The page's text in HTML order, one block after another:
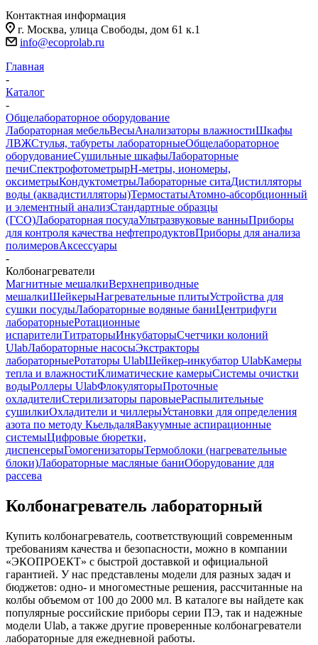
Контактная информация
г. Москва, улица Свободы, дом 61 к.1
info@ecoprolab.ru
Главная
-
Каталог
-
Общелабораторное оборудование
Лабораторная мебельВесыАнализаторы влажностиШкафы
ЛВЖСтулья, табуреты лабораторныеОбщелабораторное
оборудованиеСушильные шкафыЛабораторные
печиСпектрофотометрыpH-метры, иономеры,
оксиметрыКондуктометрыЛабораторные ситаДистилляторы
воды (аквадистилляторы)ТермостатыАтомно-абсорбционный
и элементный анализСтандартные образцы
(ГСО)Лабораторная посудаУльтразвуковые ванныПриборы
для контроля качества нефтепродуктовПриборы для анализа
полимеровАксессуары
-
Колбонагреватели
Магнитные мешалкиВерхнеприводные
мешалкиШейкерыНагревательные плитыУстройства для
сушки посудыЛабораторные водяные баниЦентрифуги
лабораторныеРотационные
испарителиТитраторыИнкубаторыСчетчики колоний
UlabЛабораторные насосыЭкстракторы
лабораторныеРотаторы UlabШейкер-инкубатор UlabКамеры
тепла и влажностиКлиматические камерыСистемы очистки
водыРоллеры UlabФлокуляторыПроточные
охладителиСтерилизаторы паровыеРаспылительные
сушилкиОхладители и чиллерыУстановки для определения
азота по методу КьельдаляВакуумные аспирационные
системыЦифровые бюретки,
диспенсерыГомогенизаторыТермоблоки (нагревательные
блоки)Лабораторные масляные баниОборудование для
рассева
Колбонагреватель лабораторный
Купить колбонагреватель, соответствующий современным
требованиям качества и безопасности, можно в компании
«ЭКОПРОЕКТ» с быстрой доставкой и официальной
гарантией. У нас представлены модели для разных задач и
бюджетов: одно- и многоместные решения, рассчитанные на
колбы объемом от 100 до 2000 мл. В каталоге вы найдете как
популярные российские приборы серии ПЭ, так и надежные
модели Ulab, а также другие проверенные колбонагреватели
лабораторные для ежедневной работы.